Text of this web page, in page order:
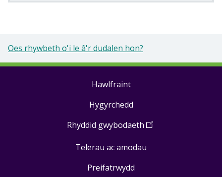
Oes rhywbeth o'i le â'r dudalen hon?
Hawlfraint
Hygyrchedd
Rhyddid gwybodaeth (Open
a
Telerau ac amodau
Preifatrwydd